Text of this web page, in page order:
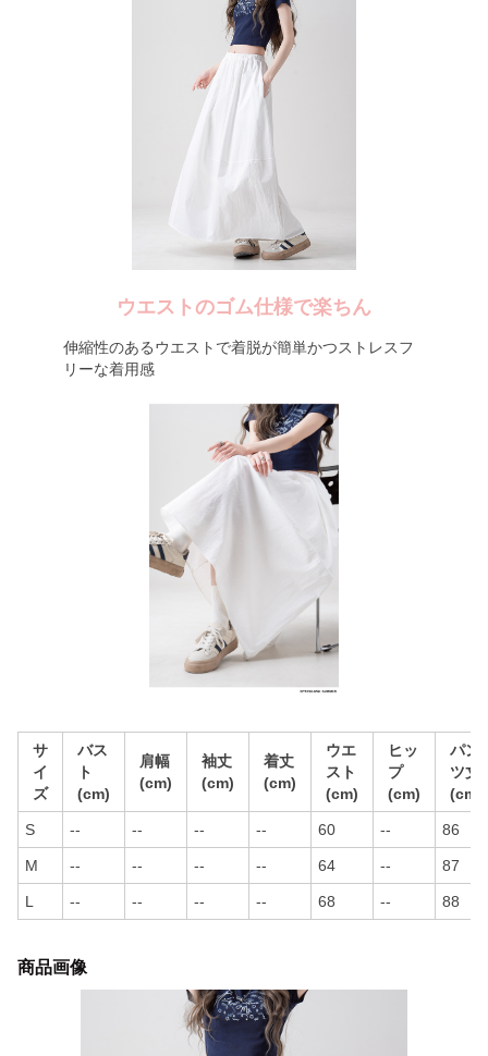
ウエストのゴム仕様で楽ちん
伸縮性のあるウエストで着脱が簡単かつストレスフ
リーな着用感
サ
イ
ズ
バス
ト
(cm)
肩幅
(cm)
袖丈
(cm)
着丈
(cm)
ウエ
スト
(cm)
ヒッ
プ
(cm)
パン
ツ丈
(cm)
S -- -- -- -- 60 -- 86
M -- -- -- -- 64 -- 87
L -- -- -- -- 68 -- 88
商品画像